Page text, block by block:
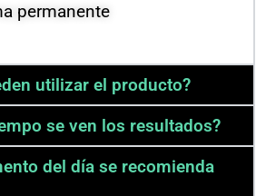
permanente
utilizar el producto?
se ven los resultados?
del día se recomienda